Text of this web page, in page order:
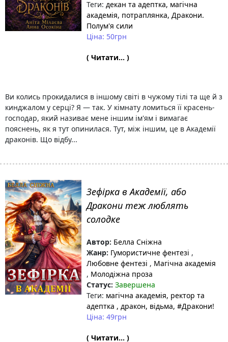
Теги: декан та адептка, магічна
академія, потраплянка, Дракони.
Полум'я сили
Ціна: 50грн
( Читати... )
Ви колись прокидалися в іншому світі в чужому тілі та ще й з
кинджалом у серці? Я — так. У кімнату ломиться її красень-
господар, який називає мене іншим ім'ям і вимагає
пояснень, як я тут опинилася. Тут, між іншим, це в Академії
драконів. Що відбу...
Зефірка в Академії, або
Дракони теж люблять
солодке
Автор: Белла Сніжна
Жанр: Гумористичне фентезі ,
Любовне фентезі , Магічна академія
, Молодіжна проза
Статус: Завершена
Теги: магічна академія, ректор та
адептка , дракон, відьма, #Дракони!
Ціна: 49грн
( Читати... )